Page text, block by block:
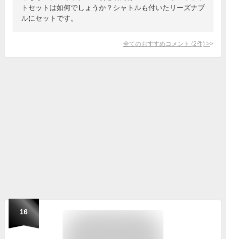
トセットは如何でしょうか？シャトルも付いたリーズナブ
ルにセットです。
全てのおすすめコメント (2件) >
16